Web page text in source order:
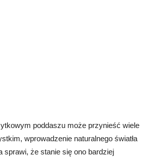
poddaszu może przynieść wiele
wprowadzenie naturalnego światła
sprawi, że stanie się ono bardziej